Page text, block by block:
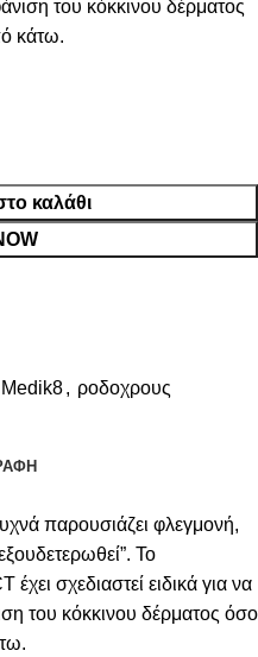
του κόκκινου δέρματος
κάτω.
καλάθι
Medik8, ροδοχρους
παρουσιάζει φλεγμονή,
Το
σχεδιαστεί ειδικά για να
του κόκκινου δέρματος όσο